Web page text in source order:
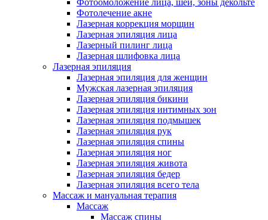
Фотоомоложение лица, шеи, зоны декольте
Фотолечение акне
Лазерная коррекция морщин
Лазерная эпиляция лица
Лазерный пилинг лица
Лазерная шлифовка лица
Лазерная эпиляция
Лазерная эпиляция для женщин
Мужская лазерная эпиляция
Лазерная эпиляция бикини
Лазерная эпиляция интимных зон
Лазерная эпиляция подмышек
Лазерная эпиляция рук
Лазерная эпиляция спины
Лазерная эпиляция ног
Лазерная эпиляция живота
Лазерная эпиляция бедер
Лазерная эпиляция всего тела
Массаж и мануальная терапия
Массаж
Массаж спины